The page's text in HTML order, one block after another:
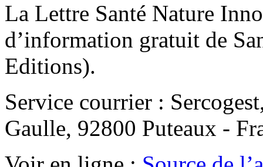
La Lettre Santé Nature
d’information gratuit de
Editions).
Service courrier :
Gaulle, 92800 Puteaux -